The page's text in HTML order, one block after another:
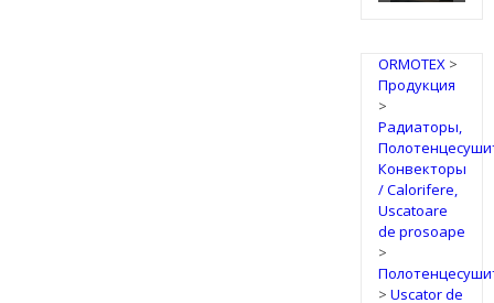
ORMOTEX>
Продукция
>
Радиаторы,
Конвекторы
/ Calorifere,
Uscatoare
de prosoape
>
> Uscator de